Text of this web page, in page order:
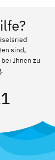
sind,
Ihnen zu